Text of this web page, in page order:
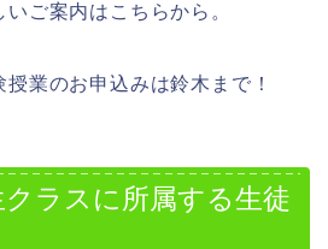
ご案内はこちらから。
業のお申込みは鈴木まで！
ラスに所属する生徒